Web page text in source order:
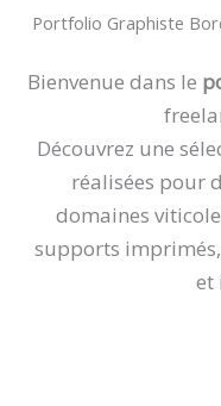
Portfolio Graphiste
Bienvenue dans le
Découvrez une
réalisées pour
domaines
supports
et